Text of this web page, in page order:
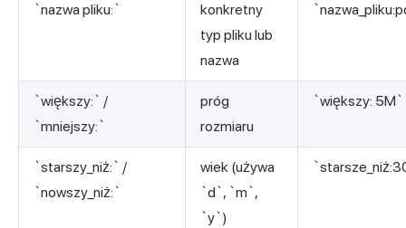
`nazwa pliku:`
konkretny
typ pliku lub
nazwa
`większy:` /
`mniejszy:`
próg
rozmiaru
`większy: 5M`
`starszy_niż:` /
`nowszy_niż:`
wiek (używa
`d`, `m`,
`y`)